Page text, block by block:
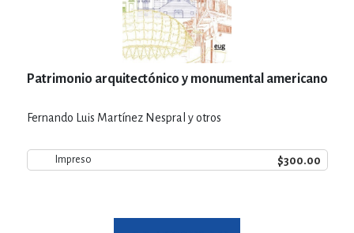
Patrimonio arquitectónico y monumental americano
Fernando Luis Martínez Nespral y otros
Impreso $300.00